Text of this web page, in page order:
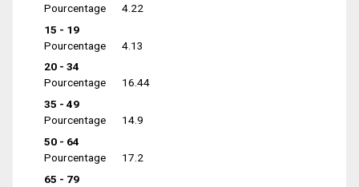
Pourcentage
4.22
15 - 19
Pourcentage
4.13
20 - 34
Pourcentage
16.44
35 - 49
Pourcentage
14.9
50 - 64
Pourcentage
17.2
65 - 79